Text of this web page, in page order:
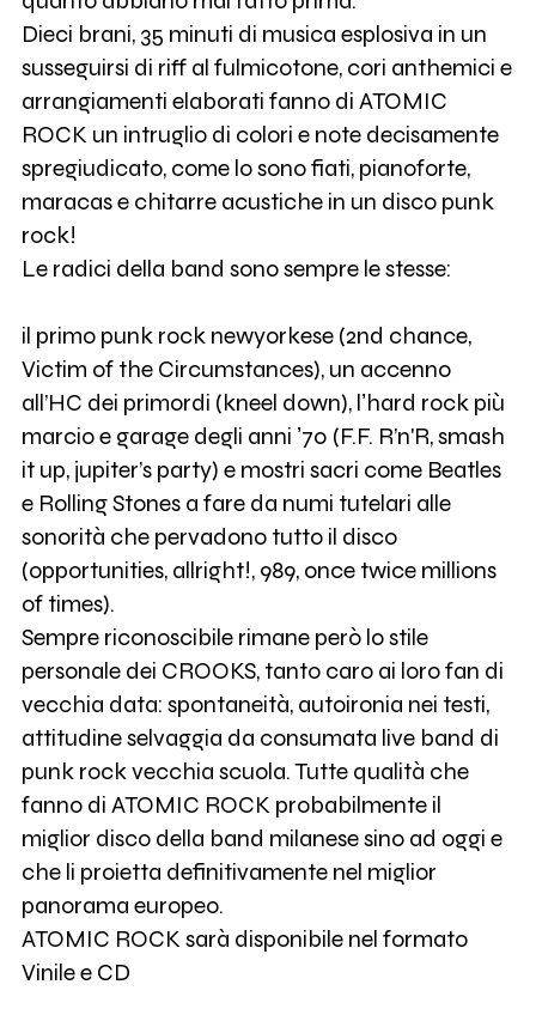
Dieci brani, 35 minuti di musica esplosiva in un
susseguirsi di riff al fulmicotone, cori anthemici e
arrangiamenti elaborati fanno di ATOMIC
ROCK un intruglio di colori e note decisamente
spregiudicato, come lo sono fiati, pianoforte,
maracas e chitarre acustiche in un disco punk
rock!
Le radici della band sono sempre le stesse:
il primo punk rock newyorkese (2nd chance,
Victim of the Circumstances), un accenno
all’HC dei primordi (kneel down), lʼhard rock più
marcio e garage degli anni ʼ70 (F.F. R’n'R, smash
it up, jupiter’s party) e mostri sacri come Beatles
e Rolling Stones a fare da numi tutelari alle
sonorità che pervadono tutto il disco
(opportunities, allright!, 989, once twice millions
of times).
Sempre riconoscibile rimane però lo stile
personale dei CROOKS, tanto caro ai loro fan di
vecchia data: spontaneità, autoironia nei testi,
attitudine selvaggia da consumata live band di
punk rock vecchia scuola. Tutte qualità che
fanno di ATOMIC ROCK probabilmente il
miglior disco della band milanese sino ad oggi e
che li proietta definitivamente nel miglior
panorama europeo.
ATOMIC ROCK sarà disponibile nel formato
Vinile e CD